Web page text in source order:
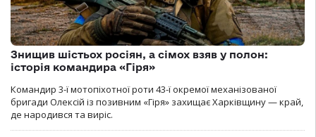
Знищив шістьох росіян, а сімох взяв у полон:
історія командира «Гіря»
Командир 3-ї мотопіхотної роти 43-ї окремої механізованої
бригади Олексій із позивним «Гіря» захищає Харківщину — край,
де народився та виріс.